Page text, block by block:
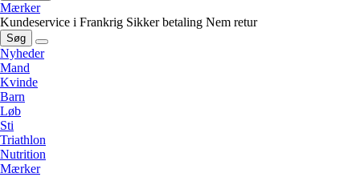
Mærker
Kundeservice i Frankrig Sikker betaling Nem retur
Søg
Nyheder
Mand
Kvinde
Barn
Løb
Sti
Triathlon
Nutrition
Mærker